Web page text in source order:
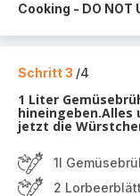
Cooking - DO NOT
Schritt 3 /4
1 Liter
hineingeben.Alles
jetzt die
1l
2